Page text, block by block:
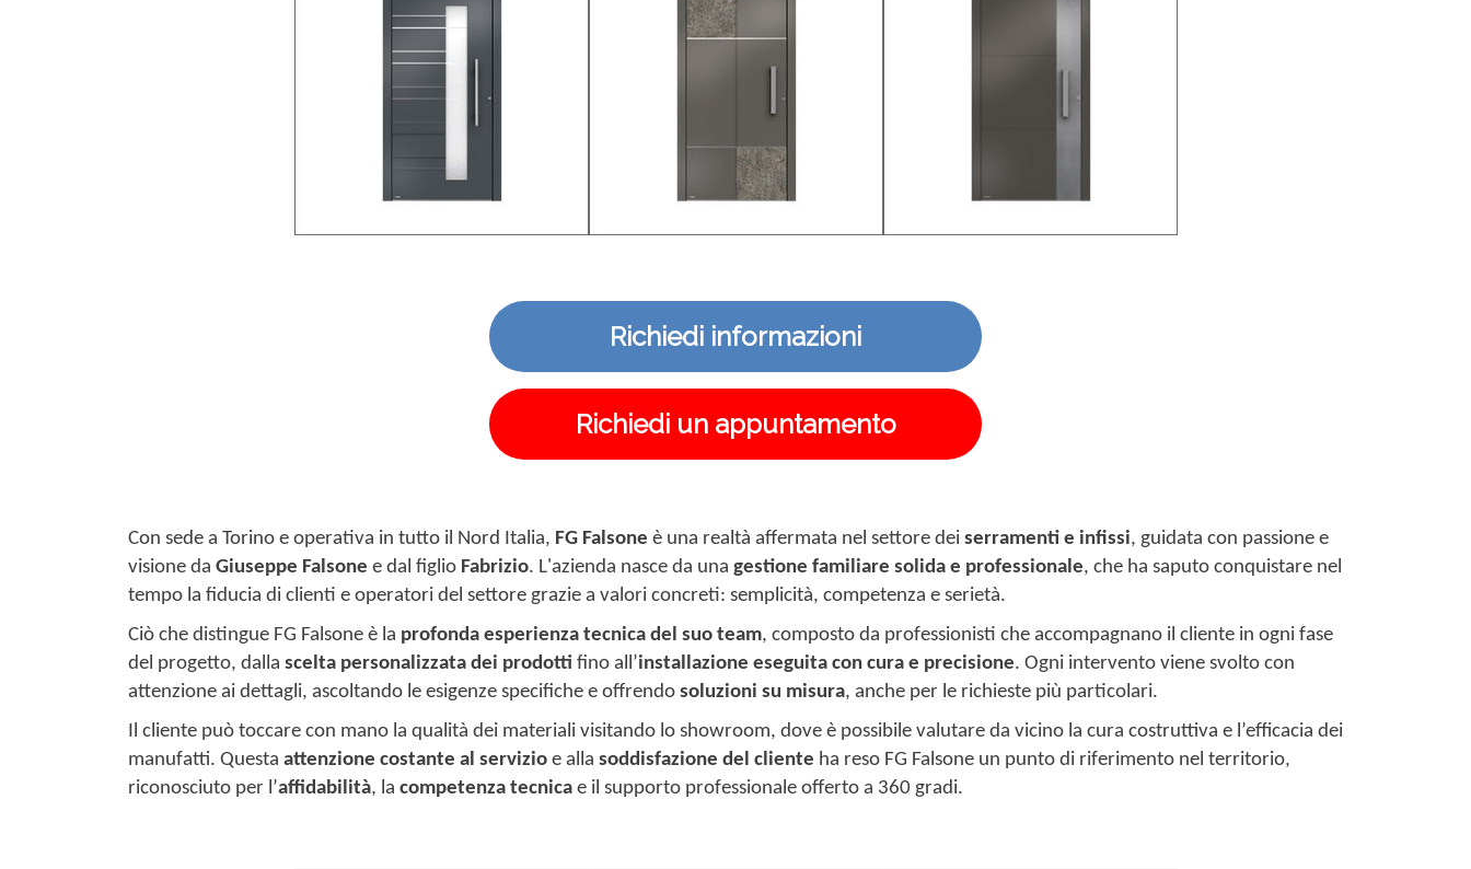
Richiedi informazioni
Richiedi un appuntamento
Con sede a Torino e operativa in tutto il Nord Italia, FG Falsone è una realtà affermata nel settore dei serramenti e infissi, guidata con passione e
visione da Giuseppe Falsone e dal figlio Fabrizio. L'azienda nasce da una gestione familiare solida e professionale, che ha saputo conquistare nel
tempo la fiducia di clienti e operatori del settore grazie a valori concreti: semplicità, competenza e serietà.
Ciò che distingue FG Falsone è la profonda esperienza tecnica del suo team, composto da professionisti che accompagnano il cliente in ogni fase
del progetto, dalla scelta personalizzata dei prodotti fino all’installazione eseguita con cura e precisione. Ogni intervento viene svolto con
attenzione ai dettagli, ascoltando le esigenze specifiche e offrendo soluzioni su misura, anche per le richieste più particolari.
Il cliente può toccare con mano la qualità dei materiali visitando lo showroom, dove è possibile valutare da vicino la cura costruttiva e l’efficacia dei
manufatti. Questa attenzione costante al servizio e alla soddisfazione del cliente ha reso FG Falsone un punto di riferimento nel territorio,
riconosciuto per l’affidabilità, la competenza tecnica e il supporto professionale offerto a 360 gradi.